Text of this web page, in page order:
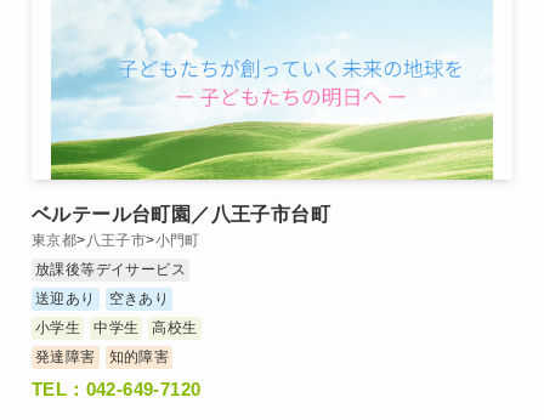
ベルテール台町園／八王子市台町
東京都>八王子市>小門町
放課後等デイサービス
送迎あり
空きあり
小学生
中学生
高校生
発達障害
知的障害
TEL：042-649-7120